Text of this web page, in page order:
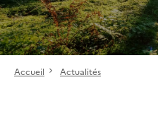
Accueil Actualités